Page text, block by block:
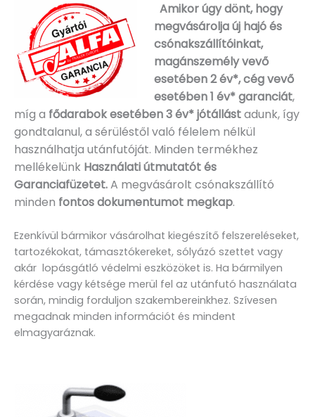
Amikor úgy dönt, hogy
megvásárolja új hajó és
csónakszállítóinkat,
magánszemély vevő
esetében 2 év*, cég vevő
esetében 1 év* garanciát,
míg a fődarabok esetében 3 év* jótállástadunk, így
gondtalanul, a sérüléstől való félelem nélkül
használhatja utánfutóját. Minden termékhez
mellékelünk Használati útmutatót és
Garanciafüzetet.A megvásárolt csónakszállító
minden fontos dokumentumot megkap.
Ezenkívül bármikor vásárolhat kiegészítő felszereléseket,
tartozékokat, támasztókereket, sólyázó szettet vagy
akár lopásgátló védelmi eszközöket is. Ha bármilyen
kérdése vagy kétsége merül fel az utánfutó használata
során, mindig forduljon szakembereinkhez. Szívesen
megadnak minden információt és mindent
elmagyaráznak.